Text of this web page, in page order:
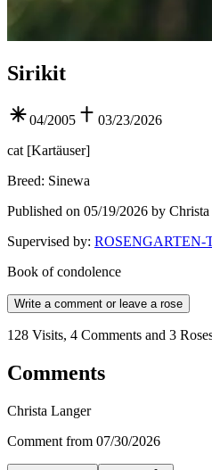
Sirikit
04/2005
03/23/2026
cat [Kartäuser]
Breed: Sinewa
Published on 05/19/2026 by
Supervised by: ROSENGARTEN-
Book of condolence
Write a comment or leave a rose
128 Visits, 4 Comments and 3
Comments
Christa Langer
Comment from 07/30/2026